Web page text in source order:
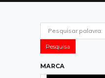
Pesquisa
MARCA